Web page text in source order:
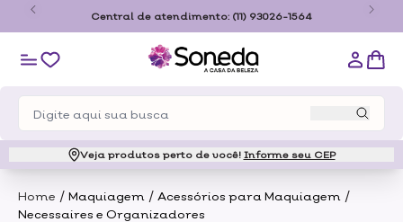
Central de atendimento: (11) 93026-1564
Veja produtos perto de você! Informe seu CEP
Home / Maquiagem / Acessórios para Maquiagem /
Necessaires e Organizadores